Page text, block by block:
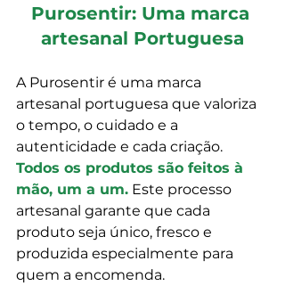
Purosentir: Uma marca
artesanal Portuguesa
A Purosentir é uma marca
artesanal portuguesa que valoriza
o tempo, o cuidado e a
autenticidade e cada criação.
Todos os produtos são feitos à
mão, um a um. Este processo
artesanal garante que cada
produto seja único, fresco e
produzida especialmente para
quem a encomenda.